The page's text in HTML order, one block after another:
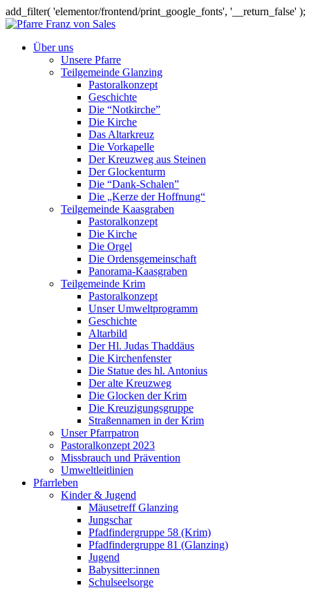
add_filter( 'elementor/frontend/print_google_fonts', '__return_false' );
Über uns
Unsere Pfarre
Teilgemeinde Glanzing
Pastoralkonzept
Geschichte
Die “Notkirche”
Die Kirche
Das Altarkreuz
Die Vorkapelle
Der Kreuzweg aus Steinen
Der Glockenturm
Die “Dank-Schalen”
Die „Kerze der Hoffnung“
Teilgemeinde Kaasgraben
Pastoralkonzept
Die Kirche
Die Orgel
Die Ordensgemeinschaft
Panorama-Kaasgraben
Teilgemeinde Krim
Pastoralkonzept
Unser Umweltprogramm
Geschichte
Altarbild
Der Hl. Judas Thaddäus
Die Kirchenfenster
Die Statue des hl. Antonius
Der alte Kreuzweg
Die Glocken der Krim
Die Kreuzigungsgruppe
Straßennamen in der Krim
Unser Pfarrpatron
Pastoralkonzept 2023
Missbrauch und Prävention
Umweltleitlinien
Pfarrleben
Kinder & Jugend
Mäusetreff Glanzing
Jungschar
Pfadfindergruppe 58 (Krim)
Pfadfindergruppe 81 (Glanzing)
Jugend
Babysitter:innen
Schulseelsorge